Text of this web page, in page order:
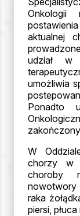
Onkologii
aktualnej
udział w
umożliwia
Ponadto
W
chorzy w
choroby
raka
piersi,